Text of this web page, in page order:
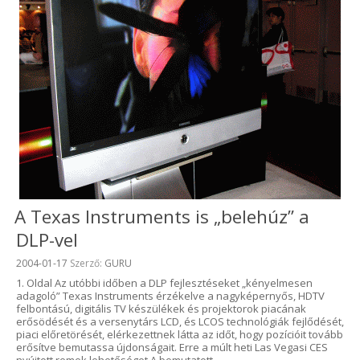
A Texas Instruments is „belehúz” a
DLP-vel
Beküldve:
2004-01-17 Szerző: GURU
1. Oldal Az utóbbi időben a DLP fejlesztéseket „kényelmesen
adagoló” Texas Instruments érzékelve a nagyképernyős, HDTV
felbontású, digitális TV készülékek és projektorok piacának
erősödését és a versenytárs LCD, és LCOS technológiák fejlődését,
piaci előretörését, elérkezettnek látta az időt, hogy pozícióit tovább
erősítve bemutassa újdonságait. Erre a múlt heti Las Vegasi CES